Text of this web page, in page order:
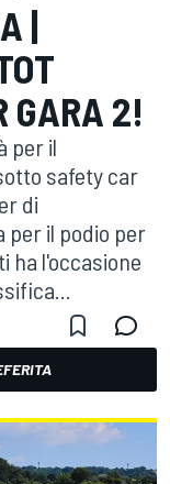
|
GARA 2!
per il
safety car
di
per il podio per
ha l'occasione